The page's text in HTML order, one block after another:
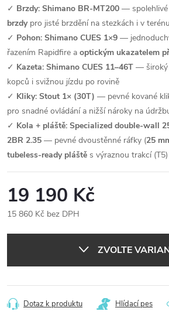
✓ Brzdy: Shimano BR-MT200 — spolehlivé
brzdypro jisté brzdění na stezkách i v terénu
✓ Pohon: Shimano CUES 1×9 —
řazením Rapidfire a optickým ukazatelem
✓ Kazeta: Shimano CUES 11–46T — široký
kopců i svižnou jízdu po rovině
✓ Kliky: Stout 1× (30T) — pevné kované
pro snadné ovládání a nižší nároky na
✓ Kola + pláště: Specialized double-wall
2BR 2.35 — pevné dvoustěnné ráfky (25
tubeless-ready pláště s výraznou trakcí (T5)
19 190 Kč
15 860 Kč bez DPH
ZVOLTE
Dotaz k produktu Hlídací pes